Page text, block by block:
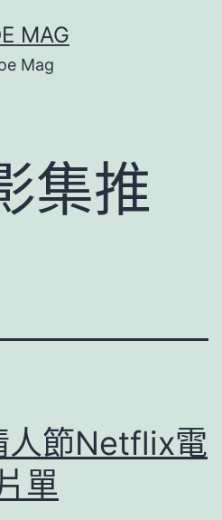
MAG
Mag
集推
節Netflix電
單